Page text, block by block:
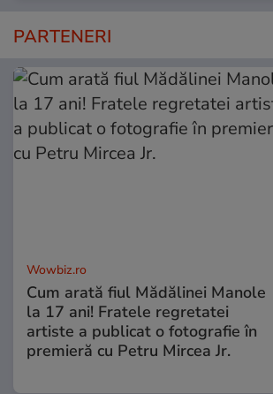
PARTENERI
Wowbiz.ro
Cum arată fiul Mădălinei Manole
la 17 ani! Fratele regretatei
artiste a publicat o fotografie în
premieră cu Petru Mircea Jr.